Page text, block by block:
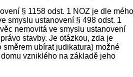
§ 1158 odst. 1 NOZ je dle mého
smyslu ustanovení § 498 odst. 1
nemovitá ve smyslu ustanovení
stavby. Je otázkou, zda je
směrem ubírat judikatura) možné
vzniklého na základě jeho